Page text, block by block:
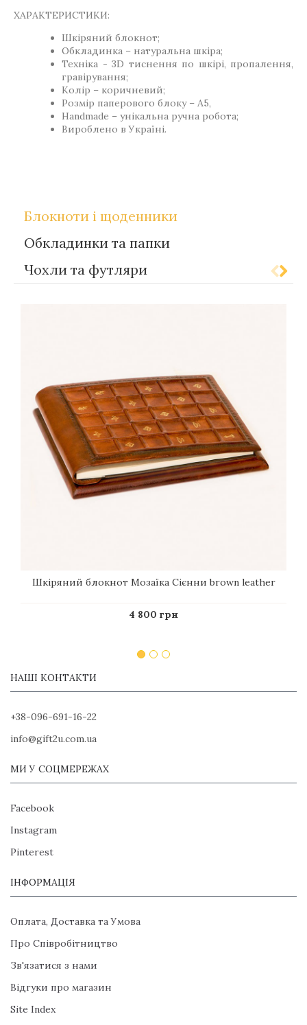
ХАРАКТЕРИСТИКИ:
Шкіряний блокнот;
Обкладинка – натуральна шкіра;
Техніка - 3D тиснення по шкірі, пропалення,
гравірування;
Колір – коричневий;
Розмір паперового блоку – А5,
Handmade – унікальна ручна робота;
Вироблено в Україні.
Блокноти і щоденники
Обкладинки та папки
Чохли та футляри
Шкіряний блокнот Мозаїка Сієнни brown leather
4 800 грн
НАШІ КОНТАКТИ
+38-096-691-16-22
info@gift2u.com.ua
МИ У СОЦМЕРЕЖАХ
Facebook
Instagram
Pinterest
ІНФОРМАЦІЯ
Оплата, Доставка та Умова
Про Співробітництво
Зв'язатися з нами
Відгуки про магазин
Site Index